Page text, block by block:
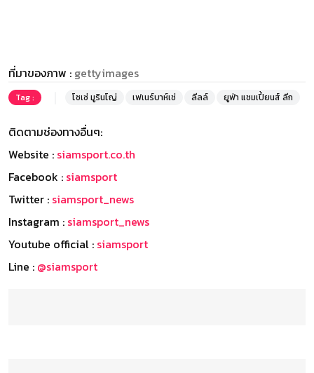
ที่มาของภาพ : gettyimages
Tag : โชเซ่ มูรินโญ่ เฟเนร์บาห์เช่ ลีลล์ ยูฟ่า แชมเปี้ยนส์ ลีก
ติดตามช่องทางอื่นๆ:
Website : siamsport.co.th
Facebook : siamsport
Twitter : siamsport_news
Instagram : siamsport_news
Youtube official : siamsport
Line : @siamsport